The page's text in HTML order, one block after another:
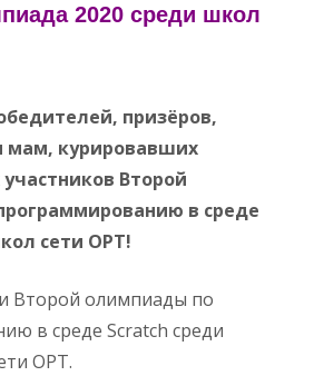
2020 среди школ
призёров,
мам, курировавших
Второй
в среде
сети ОРТ!
Второй олимпиады по
в среде Scratch среди
ОРТ.